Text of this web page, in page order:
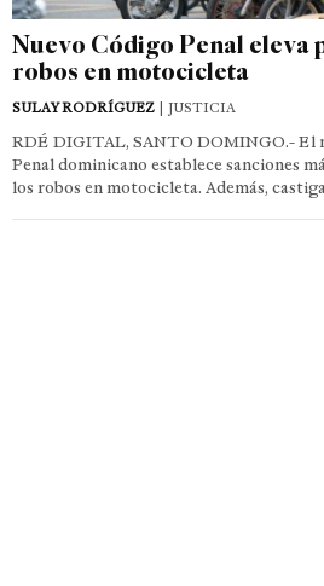
Nuevo Código Penal eleva
robos en motocicleta
SULAY RODRÍGUEZ | JUSTICIA
RDÉ DIGITAL, SANTO DOMINGO.- El
Penal dominicano establece sanciones
los robos en motocicleta. Además,